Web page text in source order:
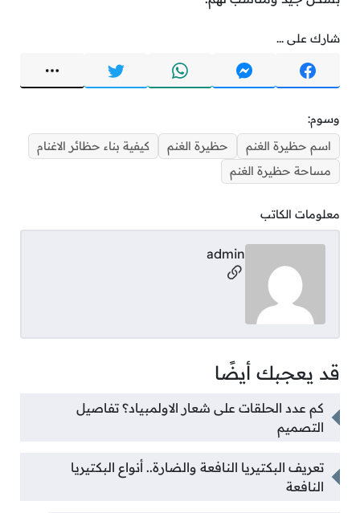
شارك على ...
وسوم:
اسم حظيرة الغنم
حظيرة الغنم
كيفية بناء حظائر الاغنام
مساحة حظيرة الغنم
معلومات الكاتب
admin
مواقع التواصل
قد يعجبك أيضًا
كم عدد الحلقات على شعار الاولمبياد؟ تفاصيل
التصميم
تعريف البكتيريا النافعة والضارة.. أنواع البكتيريا
النافعة